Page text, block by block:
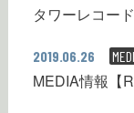
タワーレコー
2019.06.26
MEDIA情報【